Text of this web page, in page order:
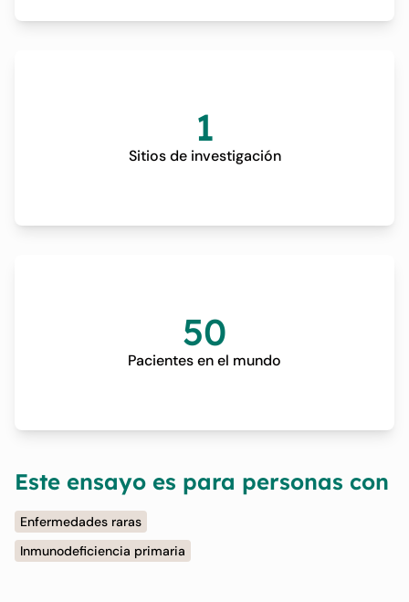
1
Sitios de investigación
50
Pacientes en el mundo
Este ensayo es para personas con
Enfermedades raras
Inmunodeficiencia primaria